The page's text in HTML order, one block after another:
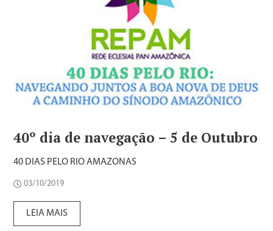
40º dia de navegação – 5 de Outubro
40 DIAS PELO RIO AMAZONAS
03/10/2019
LEIA MAIS